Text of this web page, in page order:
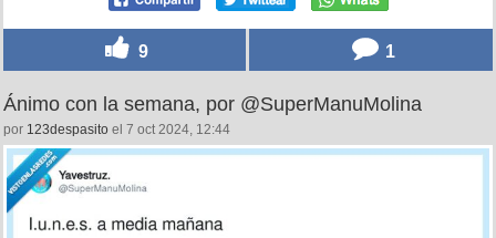
9 1
Ánimo con la semana, por @SuperManuMolina
por 123despasito el 7 oct 2024, 12:44